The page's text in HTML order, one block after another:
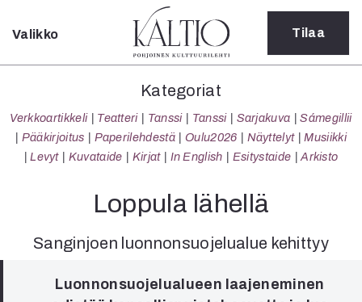
Sulje
Kategoriat
Verkkoartikkeli
Teatteri
Tanssi
Sarjakuva
Sámegillii
Pääkirjoitus
Paperilehdestä
Näyttelyt
Valikko Tilaa
Kategoriat
Verkkoartikkeli Teatteri Tanssi Tanssi Sarjakuva
Sámegillii
Pääkirjoitus
Paperilehdestä Oulu2026 Näyttelyt
Musiikki
Levyt
Kuvataide Kirjat In English Esitystaide Arkisto
Loppula lähellä
Sanginjoen luonnonsuojelualue kehittyy
Luonnonsuojelualueen laajeneminen